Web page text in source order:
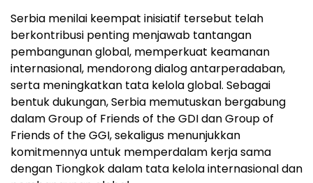
Serbia menilai keempat inisiatif tersebut telah
berkontribusi penting menjawab tantangan
pembangunan global, memperkuat keamanan
internasional, mendorong dialog antarperadaban,
serta meningkatkan tata kelola global. Sebagai
bentuk dukungan, Serbia memutuskan bergabung
dalam Group of Friends of the GDI dan Group of
Friends of the GGI, sekaligus menunjukkan
komitmennya untuk memperdalam kerja sama
dengan Tiongkok dalam tata kelola internasional dan